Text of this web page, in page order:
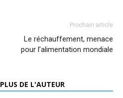
Prochain article
Le réchauffement, menace
pour l’alimentation mondiale
PLUS DE L'AUTEUR